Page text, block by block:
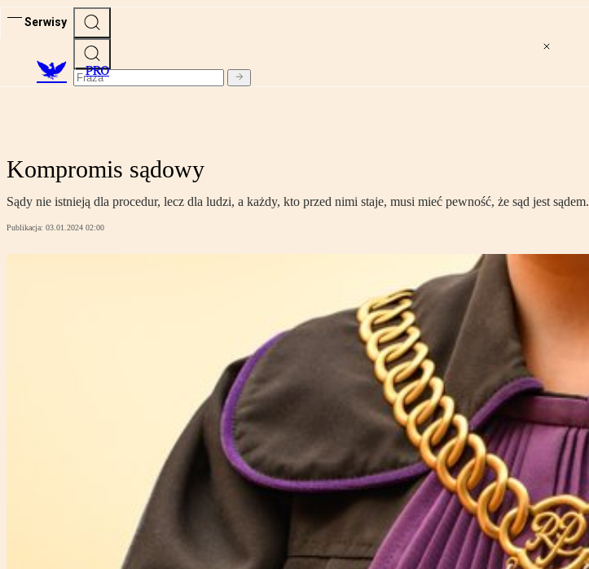
Serwisy
PRO
Kompromis sądowy
Sądy nie istnieją dla procedur, lecz dla ludzi, a każdy, kto przed nimi staje, musi mieć pewność, że sąd jest sądem.
Publikacja: 03.01.2024 02:00